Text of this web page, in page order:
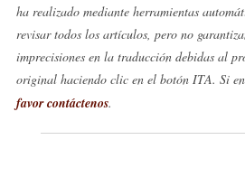
ha realizado mediante herramientas
revisar todos los artículos, pero no
imprecisiones en la traducción debidas al
original haciendo clic en el botón ITA. Si
favor contáctenos.